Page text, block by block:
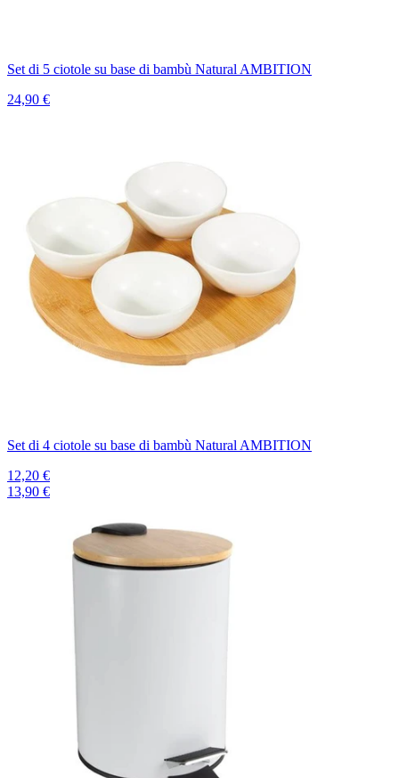
Set di 5 ciotole su base di bambù Natural AMBITION
24,90 €
Set di 4 ciotole su base di bambù Natural AMBITION
12,20 €
13,90 €